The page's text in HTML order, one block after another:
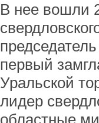
В нее вошли
первый
Уральской
лидер
областные